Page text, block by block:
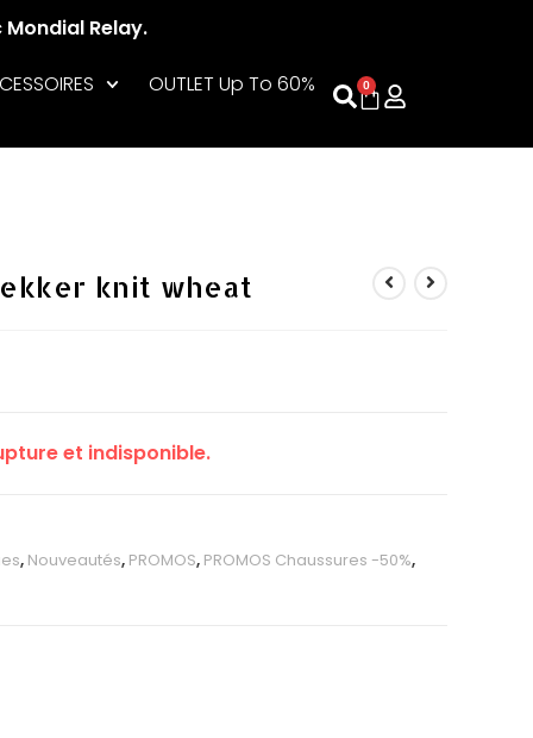
Relay.
OUTLET Up To 60%
0
knit wheat
et indisponible.
, Nouveautés, PROMOS, PROMOS Chaussures -50%,